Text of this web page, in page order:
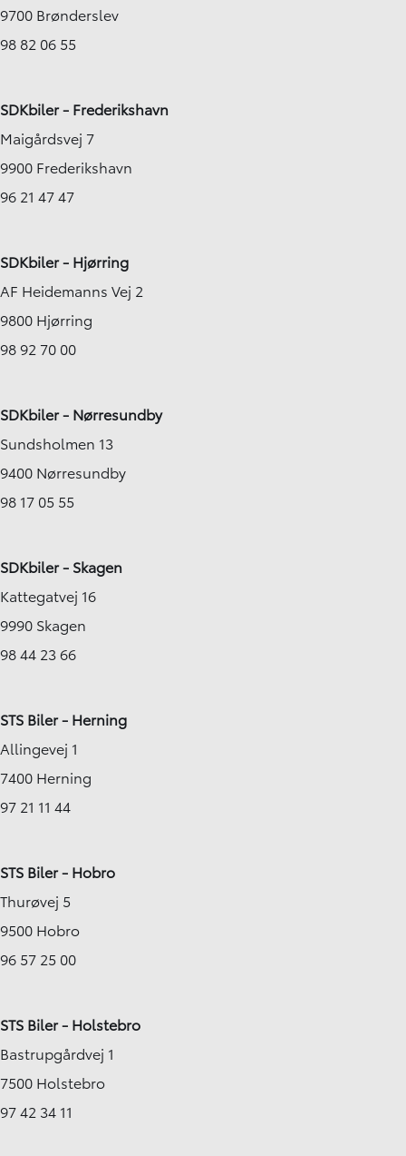
9700 Brønderslev
98 82 06 55
SDKbiler - Frederikshavn
Maigårdsvej 7
9900 Frederikshavn
96 21 47 47
SDKbiler - Hjørring
AF Heidemanns Vej 2
9800 Hjørring
98 92 70 00
SDKbiler - Nørresundby
Sundsholmen 13
9400 Nørresundby
98 17 05 55
SDKbiler - Skagen
Kattegatvej 16
9990 Skagen
98 44 23 66
STS Biler - Herning
Allingevej 1
7400 Herning
97 21 11 44
STS Biler - Hobro
Thurøvej 5
9500 Hobro
96 57 25 00
STS Biler - Holstebro
Bastrupgårdvej 1
7500 Holstebro
97 42 34 11